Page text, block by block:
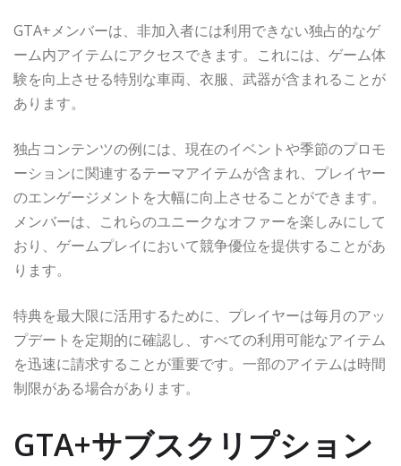
GTA+メンバーは、非加入者には利用できない独占的なゲ
ーム内アイテムにアクセスできます。これには、ゲーム体
験を向上させる特別な車両、衣服、武器が含まれることが
あります。
独占コンテンツの例には、現在のイベントや季節のプロモ
ーションに関連するテーマアイテムが含まれ、プレイヤー
のエンゲージメントを大幅に向上させることができます。
メンバーは、これらのユニークなオファーを楽しみにして
おり、ゲームプレイにおいて競争優位を提供することがあ
ります。
特典を最大限に活用するために、プレイヤーは毎月のアッ
プデートを定期的に確認し、すべての利用可能なアイテム
を迅速に請求することが重要です。一部のアイテムは時間
制限がある場合があります。
GTA+サブスクリプション